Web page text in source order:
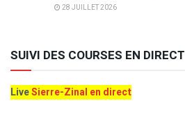
28 JUILLET 2026
SUIVI DES COURSES EN DIRECT
LiveSierre-Zinal en direct